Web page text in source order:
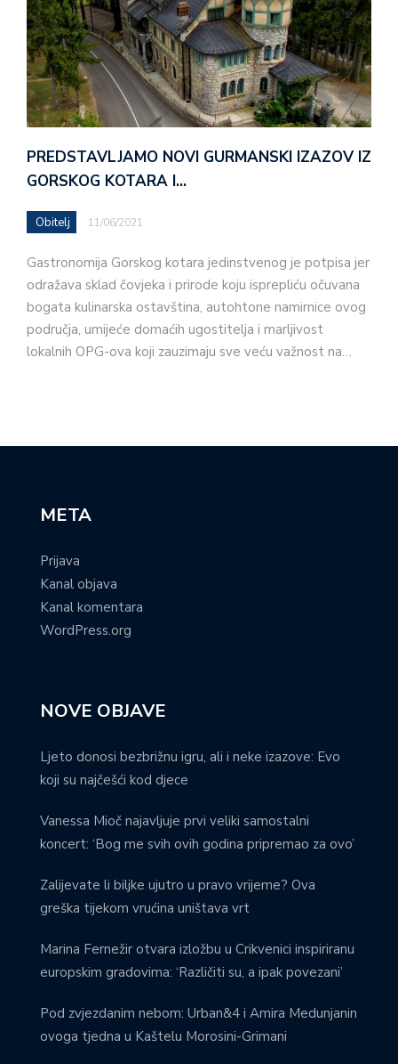
PREDSTAVLJAMO NOVI GURMANSKI IZAZOV IZ
GORSKOG KOTARA I…
Obitelj 11/06/2021
Gastronomija Gorskog kotara jedinstvenog je potpisa jer
odražava sklad čovjeka i prirode koju isprepliću očuvana
bogata kulinarska ostavština, autohtone namirnice ovog
područja, umijeće domaćih ugostitelja i marljivost
lokalnih OPG-ova koji zauzimaju sve veću važnost na…
META
Prijava
Kanal objava
Kanal komentara
WordPress.org
NOVE OBJAVE
Ljeto donosi bezbrižnu igru, ali i neke izazove: Evo
koji su najčešći kod djece
Vanessa Mioč najavljuje prvi veliki samostalni
koncert: ‘Bog me svih ovih godina pripremao za ovo’
Zalijevate li biljke ujutro u pravo vrijeme? Ova
greška tijekom vrućina uništava vrt
Marina Fernežir otvara izložbu u Crikvenici inspiriranu
europskim gradovima: ‘Različiti su, a ipak povezani’
Pod zvjezdanim nebom: Urban&4 i Amira Medunjanin
ovoga tjedna u Kaštelu Morosini-Grimani